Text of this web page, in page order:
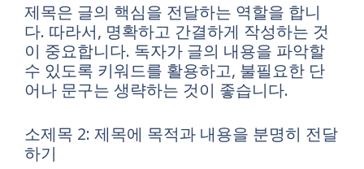
제목은 글의 핵심을 전달하는 역할을 합니
다. 따라서, 명확하고 간결하게 작성하는 것
이 중요합니다. 독자가 글의 내용을 파악할
수 있도록 키워드를 활용하고, 불필요한 단
어나 문구는 생략하는 것이 좋습니다.
소제목 2: 제목에 목적과 내용을 분명히 전달
하기